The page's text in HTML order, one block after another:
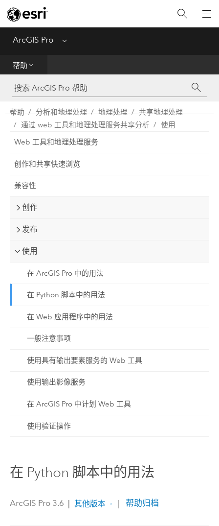
ArcGIS Pro Menu
帮助
工具参考
Python
SDK
帮助 分析和地理处理 地理处理
共享地理处理
通过 web 工具和地理处理服务共享分析
使用
Web 工具和地理处理服务
创作和共享快速浏览
兼容性
创作
发布
使用
在 ArcGIS Pro 中的用法
在 Python 脚本中的用法
在 Web 应用程序中的用法
一般注意事项
使用具有输出要素服务的 Web 工具
使用输出影像服务
在 ArcGIS Pro 中计划 Web 工具
使用验证操作
在 Python 脚本中的用法
ArcGIS Pro 3.6 | 其他版本 | 帮助归档